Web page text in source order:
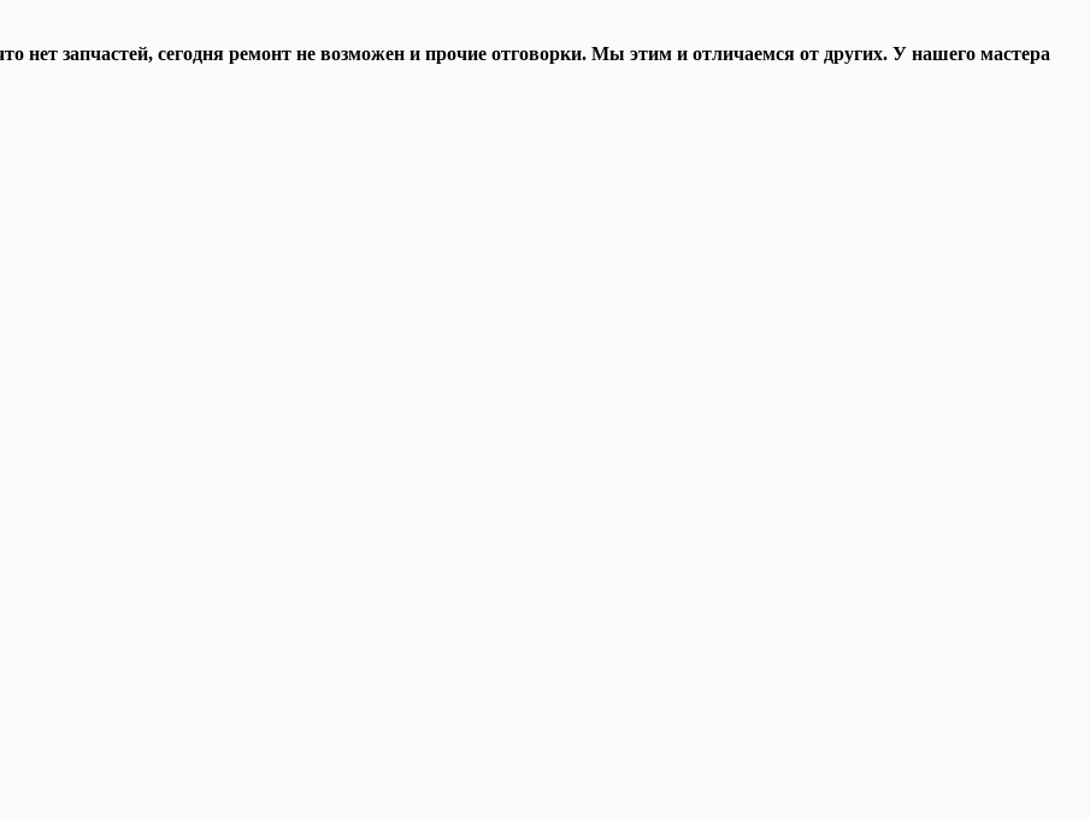
запчастей, сегодня ремонт не возможен и прочие отговорки. Мы этим и отличаемся от других. У нашего мастера